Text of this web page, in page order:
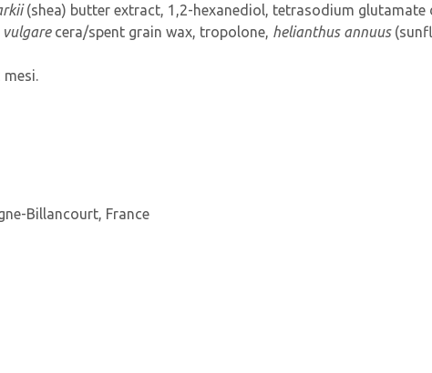
(shea) butter extract, 1,2-hexanediol, tetrasodium
vulgare cera/spent grain wax, tropolone, helianthus annuus
Billancourt, France